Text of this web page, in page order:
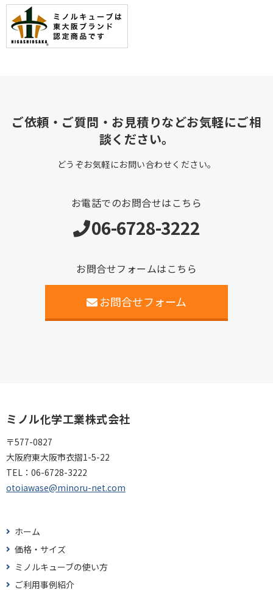
ご依頼・ご質問・お見積りなどお気軽にご相
談ください。
どうぞお気軽にお問い合わせください。
お電話でのお問合せはこちら
06-6728-3222
お問合せフォームはこちら
お問合せフォーム
ミノル化学工業株式会社
〒577-0827
大阪府東大阪市衣摺1-5-22
TEL： 06-6728-3222
otoiawase@minoru-net.com
ホーム
価格・サイズ
ミノルキューブの使い方
ご利用事例紹介